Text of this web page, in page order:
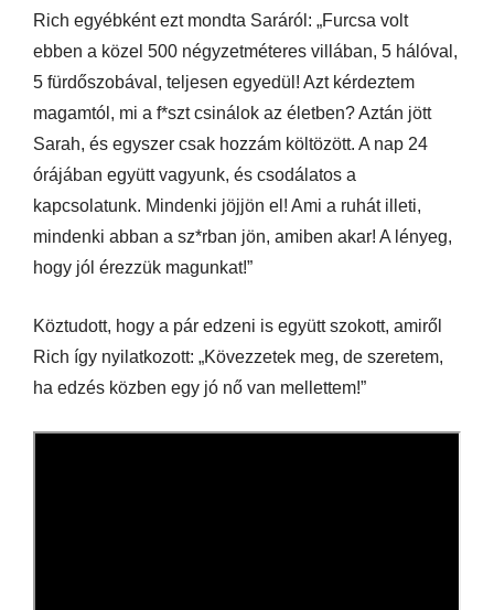
Rich egyébként ezt mondta Saráról: „Furcsa volt
ebben a közel 500 négyzetméteres villában, 5 hálóval,
5 fürdőszobával, teljesen egyedül! Azt kérdeztem
magamtól, mi a f*szt csinálok az életben? Aztán jött
Sarah, és egyszer csak hozzám költözött. A nap 24
órájában együtt vagyunk, és csodálatos a
kapcsolatunk. Mindenki jöjjön el! Ami a ruhát illeti,
mindenki abban a sz*rban jön, amiben akar! A lényeg,
hogy jól érezzük magunkat!”
Köztudott, hogy a pár edzeni is együtt szokott, amiről
Rich így nyilatkozott: „Kövezzetek meg, de szeretem,
ha edzés közben egy jó nő van mellettem!”